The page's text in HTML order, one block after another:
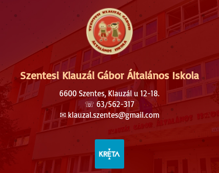
Szentesi Klauzál Gábor Általános Iskola
6600 Szentes, Klauzál u 12-18.
☏ 63/562-317
✉︎klauzal.szentes@gmail.com